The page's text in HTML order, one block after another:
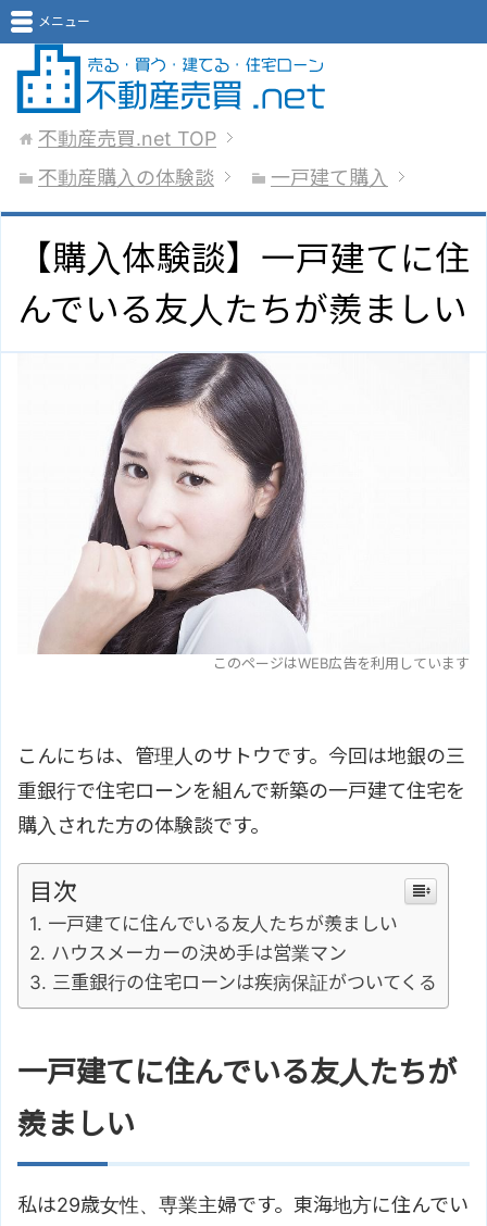
メニュー
不動産売買.net TOP
不動産購入の体験談
一戸建て購入
【購入体験談】一戸建てに住
んでいる友人たちが羨ましい
このページはWEB広告を利用しています
こんにちは、管理人のサトウです。今回は地銀の三
重銀行で住宅ローンを組んで新築の一戸建て住宅を
購入された方の体験談です。
目次
一戸建てに住んでいる友人たちが羨ましい
ハウスメーカーの決め手は営業マン
三重銀行の住宅ローンは疾病保証がついてくる
一戸建てに住んでいる友人たちが
羨ましい
私は29歳女性、専業主婦です。東海地方に住んでい